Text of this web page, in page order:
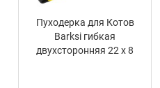
Пуходерка для Котов
Barksi гибкая
двухсторонняя 22 х 8